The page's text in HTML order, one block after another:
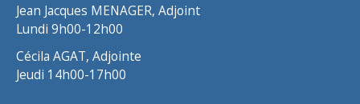
Jean Jacques MENAGER, Adjoint
Lundi 9h00-12h00
Cécila AGAT, Adjointe
Jeudi 14h00-17h00